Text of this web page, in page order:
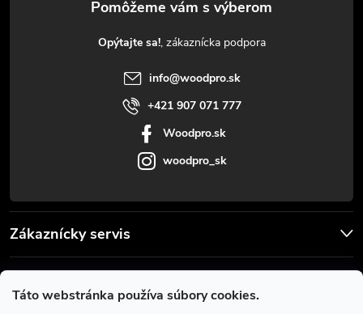
Táto webstránka používa súbory cookies.
Zákaznícky servis
Opýtajte sa!
info@woodpro.sk
+421 907 071 777
Woodpro.sk
woodpro_sk